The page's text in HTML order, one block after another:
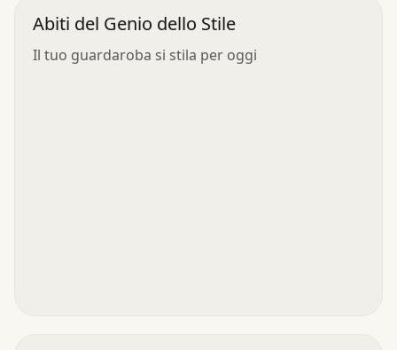
Abiti del Genio dello Stile
Il tuo guardaroba si stila per oggi